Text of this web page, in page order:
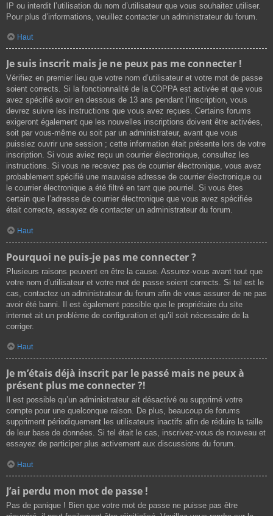
IP ou interdit l’utilisation du nom d’utilisateur que vous souhaitez utiliser.
Pour plus d’informations, veuillez contacter un administrateur du forum.
Haut
Je suis inscrit mais je ne peux pas me connecter !
Vérifiez en premier lieu que votre nom d’utilisateur et votre mot de passe
soient corrects. Si la fonctionnalité de la COPPA est activée et que vous
avez spécifié avoir en dessous de 13 ans pendant l’inscription, vous
devrez suivre les instructions que vous avez reçues. Certains forums
exigeront également que les nouvelles inscriptions doivent être activées,
soit par vous-même ou soit par un administrateur, avant que vous
puissiez ouvrir une session ; cette information était présente lors de votre
inscription. Si vous aviez reçu un courrier électronique, consultez les
instructions. Si vous ne recevez pas de courrier électronique, vous avez
probablement spécifié une mauvaise adresse de courrier électronique ou
le courrier électronique a été filtré en tant que pourriel. Si vous êtes
certain que l’adresse de courrier électronique que vous avez spécifiée
était correcte, essayez de contacter un administrateur du forum.
Haut
Pourquoi ne puis-je pas me connecter ?
Plusieurs raisons peuvent en être la cause. Assurez-vous avant tout que
votre nom d’utilisateur et votre mot de passe soient corrects. Si tel est le
cas, contactez un administrateur du forum afin de vous assurer de ne pas
avoir été banni. Il est également possible que le propriétaire du site
internet ait un problème de configuration et qu’il soit nécessaire de la
corriger.
Haut
Je m’étais déjà inscrit par le passé mais ne peux à
présent plus me connecter ?!
Il est possible qu’un administrateur ait désactivé ou supprimé votre
compte pour une quelconque raison. De plus, beaucoup de forums
suppriment périodiquement les utilisateurs inactifs afin de réduire la taille
de leur base de données. Si tel était le cas, inscrivez-vous de nouveau et
essayez de participer plus activement aux discussions du forum.
Haut
J’ai perdu mon mot de passe !
Pas de panique ! Bien que votre mot de passe ne puisse pas être